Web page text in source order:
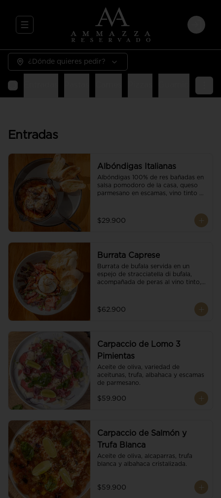
Abrir menu de navegación Login
¿Dónde quieres pedir?
Entradas
Albóndigas Italianas
Albóndigas 100% de res bañadas en
salsa pomodoro de la casa, queso
parmesano en escamas, vino tinto y
$29.900
Burrata Caprese
Burrata de bufala servida en un
espejo de stracciatella di bufala,
acompañada de peras al vino tinto,
pesto y reducción de balsámico.
$62.900
Carpaccio de Lomo 3
Pimientas
Aceite de oliva, variedad de
aceitunas, trufa, albahaca y escamas
de parmesano.
$59.900
Carpaccio de Salmón y
Trufa Blanca
Aceite de oliva, alcaparras, trufa
blanca y albahaca cristalizada.
$59.900